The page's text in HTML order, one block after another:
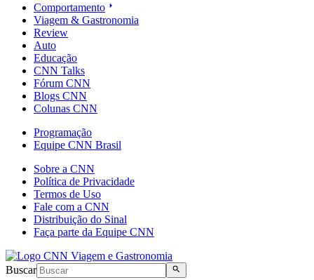
Comportamento
Viagem & Gastronomia
Review
Auto
Educação
CNN Talks
Fórum CNN
Blogs CNN
Colunas CNN
Programação
Equipe CNN Brasil
Sobre a CNN
Política de Privacidade
Termos de Uso
Fale com a CNN
Distribuição do Sinal
Faça parte da Equipe CNN
Buscar